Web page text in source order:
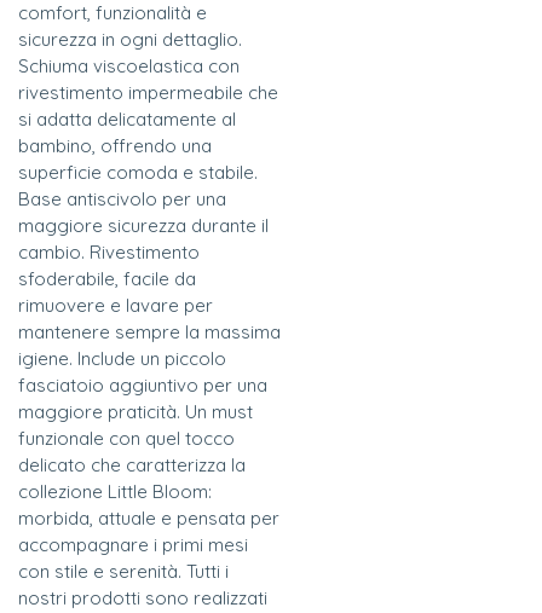
comfort, funzionalità e
sicurezza in ogni dettaglio.
Schiuma viscoelastica con
rivestimento impermeabile che
si adatta delicatamente al
bambino, offrendo una
superficie comoda e stabile.
Base antiscivolo per una
maggiore sicurezza durante il
cambio. Rivestimento
sfoderabile, facile da
rimuovere e lavare per
mantenere sempre la massima
igiene. Include un piccolo
fasciatoio aggiuntivo per una
maggiore praticità. Un must
funzionale con quel tocco
delicato che caratterizza la
collezione Little Bloom:
morbida, attuale e pensata per
accompagnare i primi mesi
con stile e serenità. Tutti i
nostri prodotti sono realizzati